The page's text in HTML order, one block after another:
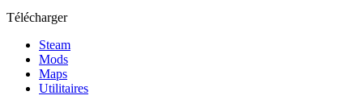
Télécharger
Steam
Mods
Maps
Utilitaires